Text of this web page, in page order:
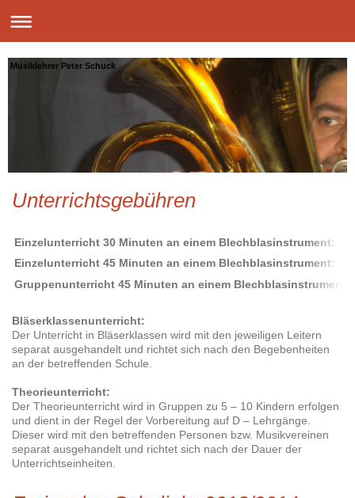
Musiklehrer Peter Schuck
Unterrichtsgebühren
Einzelunterricht 30 Minuten an einem Blechblasinstrument:
Einzelunterricht 45 Minuten an einem Blechblasinstrument:
Gruppenunterricht 45 Minuten an einem Blechblasinstrument:
Bläserklassenunterricht:
Der Unterricht in Bläserklassen wird mit den jeweiligen Leitern
separat ausgehandelt und richtet sich nach den Begebenheiten
an der betreffenden Schule.
Theorieunterricht:
Der Theorieunterricht wird in Gruppen zu 5 – 10 Kindern erfolgen
und dient in der Regel der Vorbereitung auf D – Lehrgänge.
Dieser wird mit den betreffenden Personen bzw. Musikvereinen
separat ausgehandelt und richtet sich nach der Dauer der
Unterrichtseinheiten.